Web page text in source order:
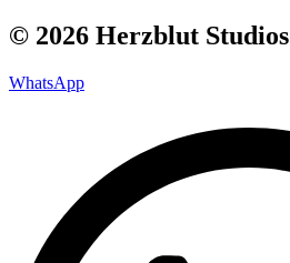
© 2026 Herzblut Studios
WhatsApp